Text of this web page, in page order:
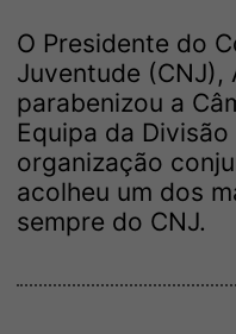
O Presidente do
Juventude (CNJ),
parabenizou a
Equipa da
organização
acolheu um dos
sempre do CNJ.